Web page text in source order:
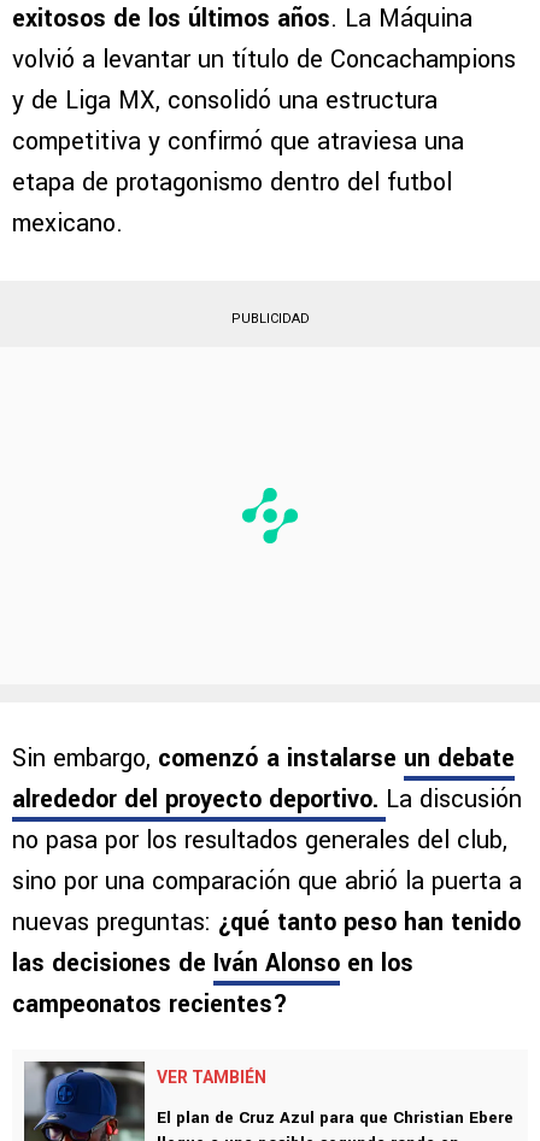
exitosos de los últimos años. La Máquina
volvió a levantar un título de Concachampions
y de Liga MX, consolidó una estructura
competitiva y confirmó que atraviesa una
etapa de protagonismo dentro del futbol
mexicano.
PUBLICIDAD
Sin embargo, comenzó a instalarse un debate
alrededor del proyecto deportivo. La discusión
no pasa por los resultados generales del club,
sino por una comparación que abrió la puerta a
nuevas preguntas: ¿qué tanto peso han tenido
las decisiones de Iván Alonso en los
campeonatos recientes?
VER TAMBIÉN
El plan de Cruz Azul para que Christian Ebere